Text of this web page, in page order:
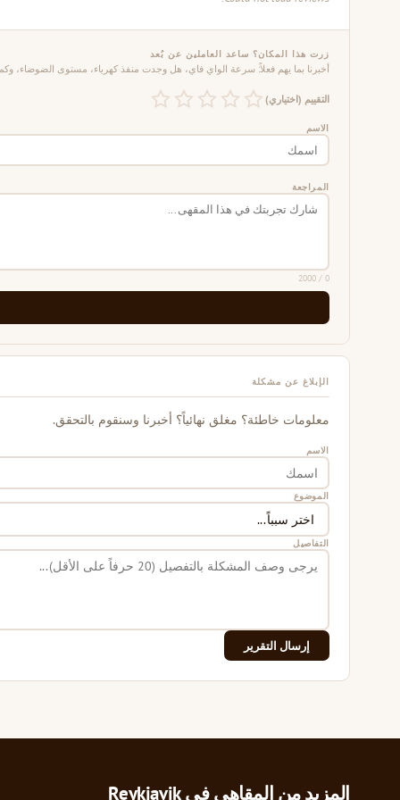
زرت هذا المكان؟ ساعد العاملين عن بُعد
أخبرنا بما يهم فعلاً: سرعة الواي فاي، هل وجدت منفذ كهرباء، مستوى الضوضاء،
التقييم (اختياري)
الاسم
المراجعة
0
/ 2000
الإبلاغ عن مشكلة
معلومات خاطئة؟ مغلق نهائياً؟ أخبرنا وسنقوم بالتحقق.
الاسم
الموضوع
التفاصيل
إرسال التقرير
المزيد من المقاهي في Reykjavik